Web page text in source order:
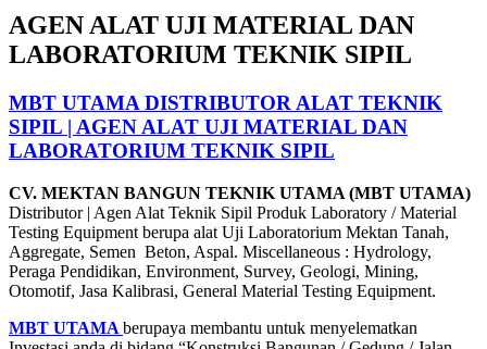
AGEN ALAT UJI MATERIAL DAN
LABORATORIUM TEKNIK SIPIL
MBT UTAMA DISTRIBUTOR ALAT TEKNIK
SIPIL | AGEN ALAT UJI MATERIAL DAN
LABORATORIUM TEKNIK SIPIL
CV. MEKTAN BANGUN TEKNIK UTAMA (MBT UTAMA)
Distributor | Agen Alat Teknik Sipil Produk Laboratory / Material
Testing Equipment berupa alat Uji Laboratorium Mektan Tanah,
Aggregate, Semen Beton, Aspal. Miscellaneous : Hydrology,
Peraga Pendidikan, Environment, Survey, Geologi, Mining,
Otomotif, Jasa Kalibrasi, General Material Testing Equipment.
MBT UTAMA berupaya membantu untuk menyelematkan